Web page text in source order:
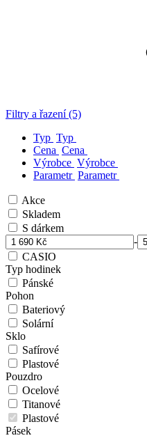
Filtry a řazení (5)
Typ Typ
Cena Cena
Výrobce Výrobce
Parametr Parametr
Akce
Skladem
S dárkem
-
CASIO
Typ hodinek
Pánské
Pohon
Bateriový
Solární
Sklo
Safírové
Plastové
Pouzdro
Ocelové
Titanové
Plastové
Pásek